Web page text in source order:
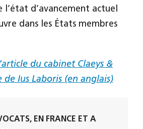
l’état d’avancement actuel
dans les États membres
du cabinet Claeys &
de Ius Laboris (en anglais)
EN FRANCE ET A